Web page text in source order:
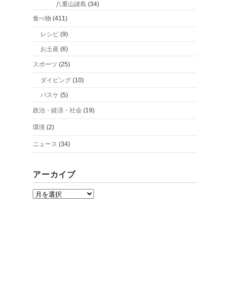
八重山諸島 (34)
食べ物 (411)
レシピ (9)
お土産 (6)
スポーツ (25)
ダイビング (10)
バスケ (5)
政治・経済・社会 (19)
環境 (2)
ニュース (34)
アーカイブ
ア